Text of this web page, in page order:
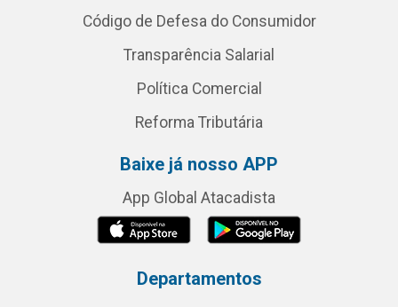
Código de Defesa do Consumidor
Transparência Salarial
Política Comercial
Reforma Tributária
Baixe já nosso APP
App Global Atacadista
Departamentos